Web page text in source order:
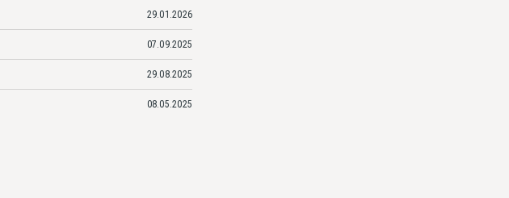
29.01.2026
07.09.2025
29.08.2025
08.05.2025